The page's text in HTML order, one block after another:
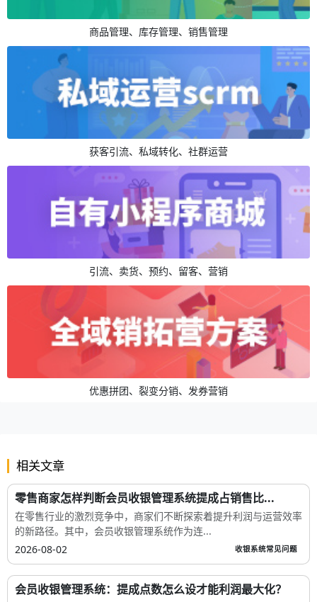
商品管理、库存管理、销售管理
获客引流、私域转化、社群运营
引流、卖货、预约、留客、营销
优惠拼团、裂变分销、发券营销
相关文章
零售商家怎样判断会员收银管理系统提成占销售比...
在零售行业的激烈竞争中，商家们不断探索着提升利润与运营效率
的新路径。其中，会员收银管理系统作为连...
2026-08-02
收银系统常见问题
会员收银管理系统：提成点数怎么设才能利润最大化？